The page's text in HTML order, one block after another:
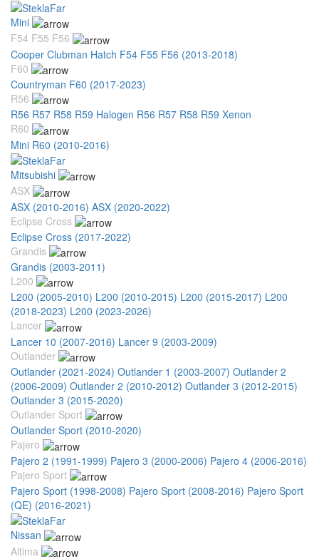
Mini
F54 F55 F56
Cooper Clubman Hatch F54 F55 F56 (2013-2018)
F60
Countryman F60 (2017-2023)
R56
R56 R57 R58 R59 Halogen R56 R57 R58 R59 Xenon
R60
Mini R60 (2010-2016)
Mitsubishi
ASX
ASX (2010-2016) ASX (2020-2022)
Eclipse Cross
Eclipse Cross (2017-2022)
Grandis
Grandis (2003-2011)
L200
L200 (2005-2010) L200 (2010-2015) L200 (2015-2017) L200
(2018-2023) L200 (2023-2026)
Lancer
Lancer 10 (2007-2016) Lancer 9 (2003-2009)
Outlander
Outlander (2021-2024) Outlander 1 (2003-2007) Outlander 2
(2006-2009) Outlander 2 (2010-2012) Outlander 3 (2012-2015)
Outlander 3 (2015-2020)
Outlander Sport
Outlander Sport (2010-2020)
Pajero
Pajero 2 (1991-1999) Pajero 3 (2000-2006) Pajero 4 (2006-2016)
Pajero Sport
Pajero Sport (1998-2008) Pajero Sport (2008-2016) Pajero Sport
(QE) (2016-2021)
Nissan
Altima